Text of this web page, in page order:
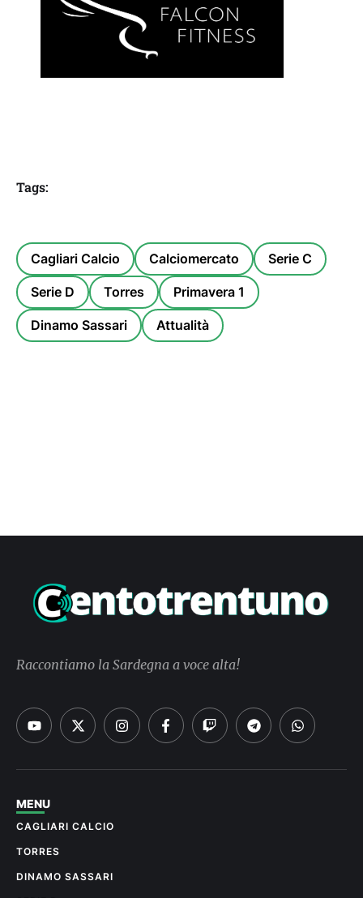
Tags:
Cagliari Calcio Calciomercato Serie C
Serie D Torres Primavera 1
Dinamo Sassari Attualità
Raccontiamo la Sardegna a voce alta!
MENU
CAGLIARI CALCIO
TORRES
DINAMO SASSARI